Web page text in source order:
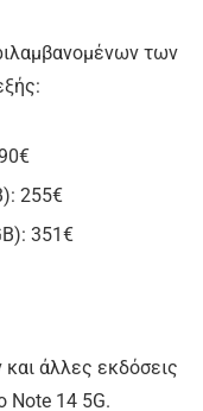
των
255€
351€
και άλλες εκδόσεις
Note 14 5G.